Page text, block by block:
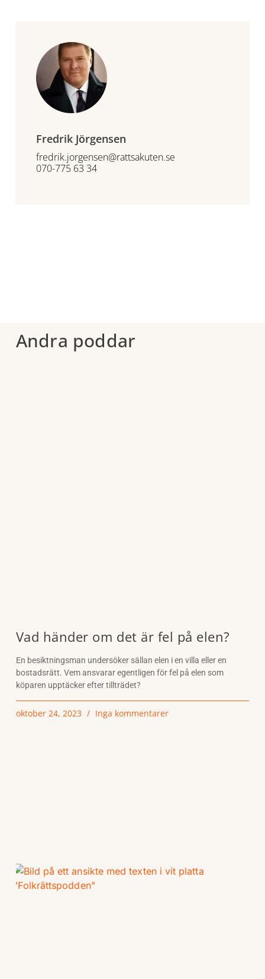
Fredrik Jörgensen
fredrik.jorgensen@rattsakuten.se
070-775 63 34
Andra poddar
Vad händer om det är fel på elen?
En besiktningsman undersöker sällan elen i en villa eller en
bostadsrätt. Vem ansvarar egentligen för fel på elen som
köparen upptäcker efter tillträdet?
oktober 24, 2023 Inga kommentarer